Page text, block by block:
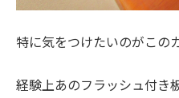
特に気をつけたいのがこの
経験上あのフラッシュ付き